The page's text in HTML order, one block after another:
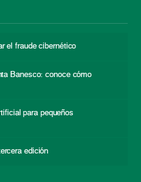
el fraude cibernético
Banesco: conoce cómo
para pequeños
edición